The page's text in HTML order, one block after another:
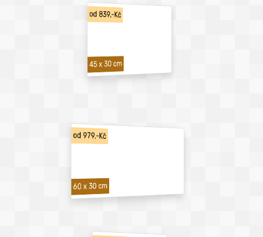
od 839,-Kč
45 x 30 cm
od 979,-Kč
60 x 30 cm